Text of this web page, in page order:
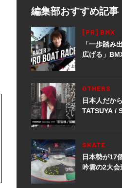
編集部おすすめ記事
[PR] BMX
「一歩踏み
広げる」
レーサーへ
OTHERS
日本人だか
TATSUYA /
SKATE
日本勢が17
吟雲の2大
ダル獲得な